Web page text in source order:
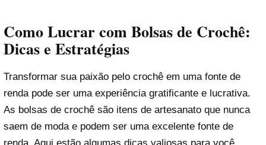
Como Lucrar com Bolsas de Crochê:
Dicas e Estratégias
Transformar sua paixão pelo crochê em uma fonte de
renda pode ser uma experiência gratificante e lucrativa.
As bolsas de crochê são itens de artesanato que nunca
saem de moda e podem ser uma excelente fonte de
renda. Aqui estão algumas dicas valiosas para você